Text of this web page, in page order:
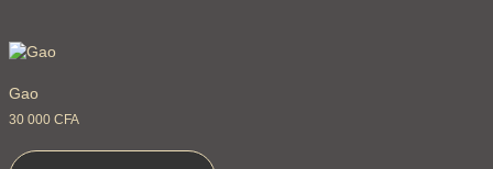
Gao
30 000 CFA